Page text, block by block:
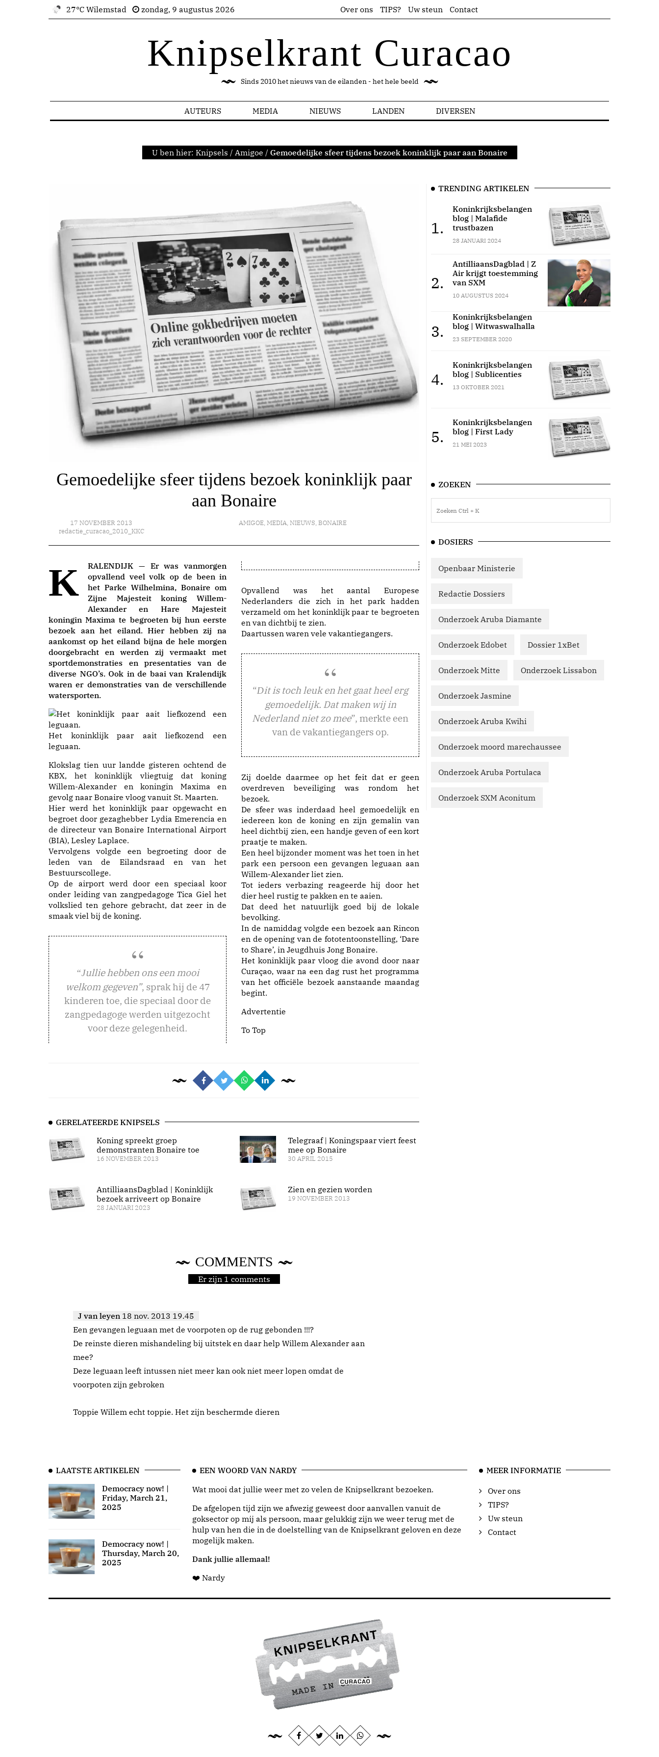
27°C Wilemstad zondag, 9 augustus 2026 Over ons TIPS? Uw steun Contact
Knipselkrant Curacao
Sinds 2010 het nieuws van de eilanden - het hele beeld
AUTEURS MEDIA NIEUWS LANDEN DIVERSEN
U ben hier: Knipsels / Amigoe / Gemoedelijke sfeer tijdens bezoek koninklijk paar aan Bonaire
Gemoedelijke sfeer tijdens bezoek koninklijk paar
aan Bonaire
17 NOVEMBER 2013
redactie_curacao_2010_KKC
AMIGOE, MEDIA, NIEUWS, BONAIRE
KRALENDIJK — Er was vanmorgen
opvallend veel volk op de been in
het Parke Wilhelmina, Bonaire om
Zijne Majesteit koning Willem-
Alexander en Hare Majesteit
koningin Maxima te begroeten bij hun eerste
bezoek aan het eiland. Hier hebben zij na
aankomst op het eiland bijna de hele morgen
doorgebracht en werden zij vermaakt met
sportdemonstraties en presentaties van de
diverse NGO’s. Ook in de baai van Kralendijk
waren er demonstraties van de verschillende
watersporten.
Het koninklijk paar aait liefkozend een
leguaan.
Klokslag tien uur landde gisteren ochtend de
KBX, het koninklijk vliegtuig dat koning
Willem-Alexander en koningin Maxima en
gevolg naar Bonaire vloog vanuit St. Maarten.
Hier werd het koninklijk paar opgewacht en
begroet door gezaghebber Lydia Emerencia en
de directeur van Bonaire International Airport
(BIA), Lesley Laplace.
Vervolgens volgde een begroeting door de
leden van de Eilandsraad en van het
Bestuurscollege.
Op de airport werd door een speciaal koor
onder leiding van zangpedagoge Tica Giel het
volkslied ten gehore gebracht, dat zeer in de
smaak viel bij de koning.
“Jullie hebben ons een mooi
welkom gegeven”, sprak hij de 47
kinderen toe, die speciaal door de
zangpedagoge werden uitgezocht
voor deze gelegenheid.
Opvallend was het aantal Europese
Nederlanders die zich in het park hadden
verzameld om het koninklijk paar te begroeten
en van dichtbij te zien.
Daartussen waren vele vakantiegangers.
“Dit is toch leuk en het gaat heel erg
gemoedelijk. Dat maken wij in
Nederland niet zo mee”, merkte een
van de vakantiegangers op.
Zij doelde daarmee op het feit dat er geen
overdreven beveiliging was rondom het
bezoek.
De sfeer was inderdaad heel gemoedelijk en
iedereen kon de koning en zijn gemalin van
heel dichtbij zien, een handje geven of een kort
praatje te maken.
Een heel bijzonder moment was het toen in het
park een persoon een gevangen leguaan aan
Willem-Alexander liet zien.
Tot ieders verbazing reageerde hij door het
dier heel rustig te pakken en te aaien.
Dat deed het natuurlijk goed bij de lokale
bevolking.
In de namiddag volgde een bezoek aan Rincon
en de opening van de fototentoonstelling, ‘Dare
to Share’, in Jeugdhuis Jong Bonaire.
Het koninklijk paar vloog die avond door naar
Curaçao, waar na een dag rust het programma
van het officiële bezoek aanstaande maandag
begint.
Advertentie
To Top
GERELATEERDE KNIPSELS
Koning spreekt groep
demonstranten Bonaire toe
16 NOVEMBER 2013
AntilliaansDagblad | Koninklijk
bezoek arriveert op Bonaire
28 JANUARI 2023
Telegraaf | Koningspaar viert feest
mee op Bonaire
30 APRIL 2015
Zien en gezien worden
19 NOVEMBER 2013
COMMENTS
Er zijn 1 comments
J van leyen 18 nov. 2013 19.45
Een gevangen leguaan met de voorpoten op de rug gebonden !!!?
De reinste dieren mishandeling bij uitstek en daar help Willem Alexander aan
mee?
Deze leguaan leeft intussen niet meer kan ook niet meer lopen omdat de
voorpoten zijn gebroken
Toppie Willem echt toppie. Het zijn beschermde dieren
TRENDING ARTIKELEN
1.
Koninkrijksbelangen
blog | Malafide
trustbazen
28 JANUARI 2024
2.
AntilliaansDagblad | Z
Air krijgt toestemming
van SXM
10 AUGUSTUS 2024
3.
Koninkrijksbelangen
blog | Witwaswalhalla
23 SEPTEMBER 2020
4.
Koninkrijksbelangen
blog | Sublicenties
13 OKTOBER 2021
5.
Koninkrijksbelangen
blog | First Lady
21 MEI 2023
ZOEKEN
DOSIERS
Openbaar Ministerie
Redactie Dossiers
Onderzoek Aruba Diamante
Onderzoek Edobet Dossier 1xBet
Onderzoek Mitte Onderzoek Lissabon
Onderzoek Jasmine
Onderzoek Aruba Kwihi
Onderzoek moord marechaussee
Onderzoek Aruba Portulaca
Onderzoek SXM Aconitum
LAATSTE ARTIKELEN
Democracy now! |
Friday, March 21,
2025
Democracy now! |
Thursday, March 20,
2025
EEN WOORD VAN NARDY
Wat mooi dat jullie weer met zo velen de Knipselkrant bezoeken.
De afgelopen tijd zijn we afwezig geweest door aanvallen vanuit de
goksector op mij als persoon, maar gelukkig zijn we weer terug met de
hulp van hen die in de doelstelling van de Knipselkrant geloven en deze
mogelijk maken.
Dank jullie allemaal!
❤️ Nardy
MEER INFORMATIE
Over ons
TIPS?
Uw steun
Contact